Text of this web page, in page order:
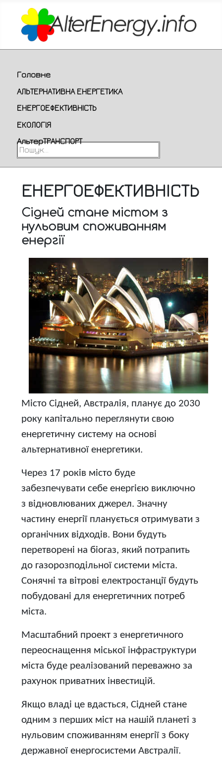
Головне
АЛЬТЕРНАТИВНА ЕНЕРГЕТИКА
ЕНЕРГОЕФЕКТИВНІСТЬ
ЕКОЛОГІЯ
АльтерТРАНСПОРТ
Пошук...
ЕНЕРГОЕФЕКТИВНІСТЬ
Сідней стане містом з
нульовим споживанням
енергії
Місто Сідней, Австралія, планує до 2030
року капітально переглянути свою
енергетичну систему на основі
альтернативної енергетики.
Через 17 років місто буде
забезпечувати себе енергією виключно
з відновлюваних джерел. Значну
частину енергії планується отримувати з
органічних відходів. Вони будуть
перетворені на біогаз, який потрапить
до газорозподільної системи міста.
Сонячні та вітрові електростанції будуть
побудовані для енергетичних потреб
міста.
Масштабний проект з енергетичного
переоснащення міської інфраструктури
міста буде реалізований переважно за
рахунок приватних інвестицій.
Якщо владі це вдасться, Сідней стане
одним з перших міст на нашій планеті з
нульовим споживанням енергії з боку
державної енергосистеми Австралії.